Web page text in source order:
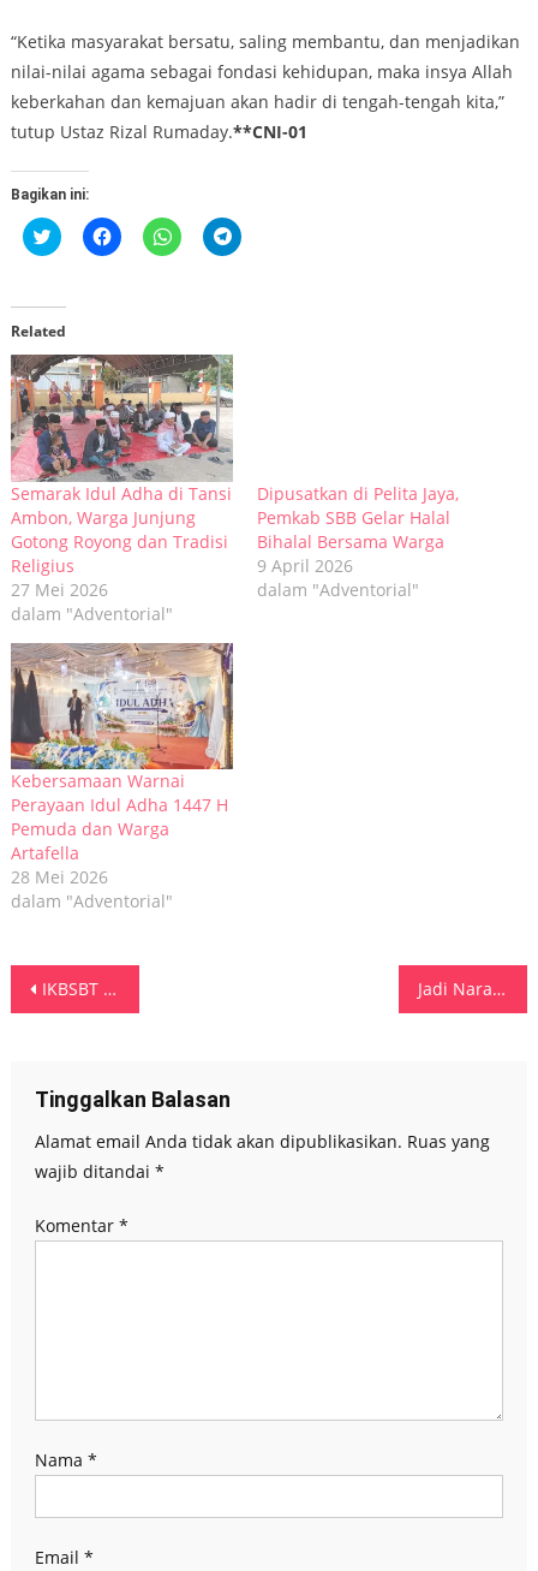
“Ketika masyarakat bersatu, saling membantu, dan menjadikan
nilai-nilai agama sebagai fondasi kehidupan, maka insya Allah
keberkahan dan kemajuan akan hadir di tengah-tengah kita,”
tutup Ustaz Rizal Rumaday.**CNI-01
Bagikan ini:
Klik
untuk
di
jendela
yang
baru)
Klik
untuk
baru)
Klik
untuk
baru)
Klik
untuk
baru)
Related
Semarak Idul Adha di Tansi
Ambon, Warga Junjung
Gotong Royong dan Tradisi
Religius
27 Mei 2026
dalam "Adventorial"
Dipusatkan di Pelita Jaya,
Pemkab SBB Gelar Halal
Bihalal Bersama Warga
9 April 2026
dalam "Adventorial"
Kebersamaan Warnai
Perayaan Idul Adha 1447 H
Pemuda dan Warga
Artafella
28 Mei 2026
dalam "Adventorial"
Navigasi
IKBSBT Salurkan Hewan Kurban untuk Masyarakat, Perkuat Solidaritas Sosial di Hari Raya Iduladha Jadi Narasumber Dalam Coffee Talk, Saiful Chaniago Bagikan Kisah Anak Daerah Menembus Panggung Nasional
Tinggalkan Balasan
Alamat email Anda tidak akan dipublikasikan. Ruas yang
wajib ditandai *
Komentar *
Nama *
Email *